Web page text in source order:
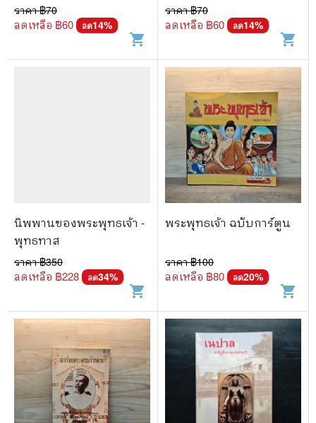
ราคา ฿70
ลดเหลือ ฿60 ลด14%
shopping_cart
ราคา ฿70
ลดเหลือ ฿60 ลด14%
shopping_cart
นิพพานของพระพุทธเจ้า -
พุทธทาส
ราคา ฿350
ลดเหลือ ฿228 ลด34%
shopping_cart
พระพุทธเจ้า ฉบับการ์ตูน
ราคา ฿100
ลดเหลือ ฿80 ลด20%
shopping_cart